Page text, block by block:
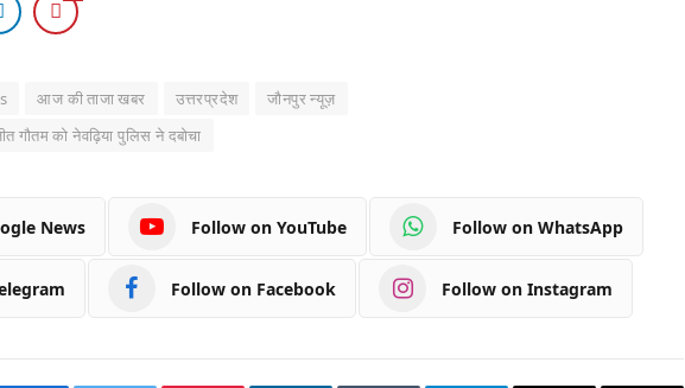
आज की ताजा खबर उत्तरप्रदेश
जौनपुर न्यूज़
गौतम को नेवढ़िया पुलिस ने दबोचा
News Follow on YouTube Follow on WhatsApp
Follow on Facebook Follow on Instagram